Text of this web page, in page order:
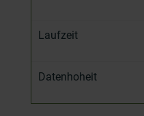
Laufzeit
Datenhoheit